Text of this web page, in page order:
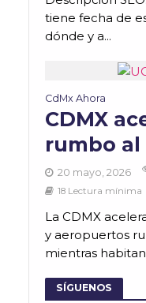
tiene fecha de
dónde y a...
CdMx Ahora
CDMX
rumbo al
20 mayo, 2026
18 Lectura mínima
La CDMX
y aeropuertos
mientras
SÍGUENOS